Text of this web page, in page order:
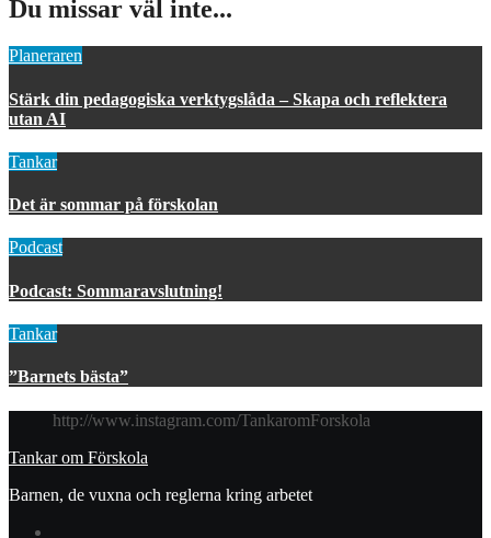
Du missar väl inte...
Planeraren
Stärk din pedagogiska verktygslåda – Skapa och reflektera
utan AI
Tankar
Det är sommar på förskolan
Podcast
Podcast: Sommaravslutning!
Tankar
”Barnets bästa”
http://www.instagram.com/TankaromForskola
Tankar om Förskola
Barnen, de vuxna och reglerna kring arbetet